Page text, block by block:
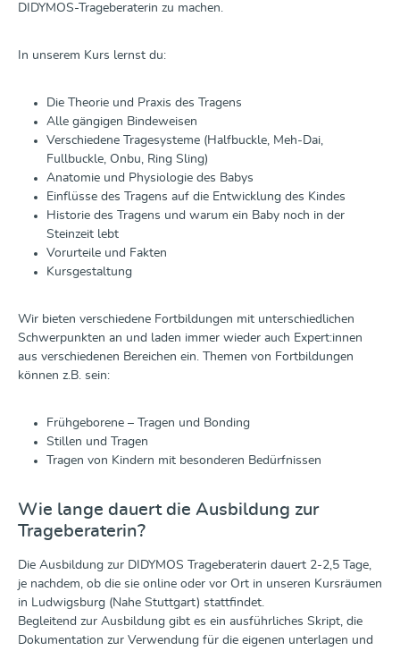
DIDYMOS-Trageberaterin zu machen.
In unserem Kurs lernst du:
Die Theorie und Praxis des Tragens
Alle gängigen Bindeweisen
Verschiedene Tragesysteme (Halfbuckle, Meh-Dai,
Fullbuckle, Onbu, Ring Sling)
Anatomie und Physiologie des Babys
Einflüsse des Tragens auf die Entwicklung des Kindes
Historie des Tragens und warum ein Baby noch in der
Steinzeit lebt
Vorurteile und Fakten
Kursgestaltung
Wir bieten verschiedene Fortbildungen mit unterschiedlichen
Schwerpunkten an und laden immer wieder auch Expert:innen
aus verschiedenen Bereichen ein. Themen von Fortbildungen
können z.B. sein:
Frühgeborene – Tragen und Bonding
Stillen und Tragen
Tragen von Kindern mit besonderen Bedürfnissen
Wie lange dauert die Ausbildung zur
Trageberaterin?
Die Ausbildung zur DIDYMOS Trageberaterin dauert 2-2,5 Tage,
je nachdem, ob die sie online oder vor Ort in unseren Kursräumen
in Ludwigsburg (Nahe Stuttgart) stattfindet.
Begleitend zur Ausbildung gibt es ein ausführliches Skript, die
Dokumentation zur Verwendung für die eigenen unterlagen und